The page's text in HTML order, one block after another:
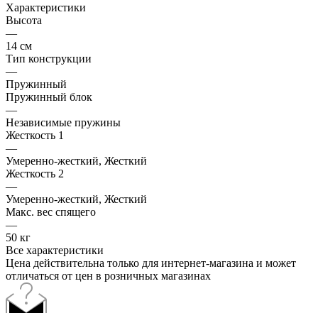
Характеристики
Высота
—
14 см
Тип конструкции
—
Пружинный
Пружинный блок
—
Независимые пружины
Жесткость 1
—
Умеренно-жесткий, Жесткий
Жесткость 2
—
Умеренно-жесткий, Жесткий
Макс. вес спящего
—
50 кг
Все характеристики
Цена действительна только для интернет-магазина и может
отличаться от цен в розничных магазинах